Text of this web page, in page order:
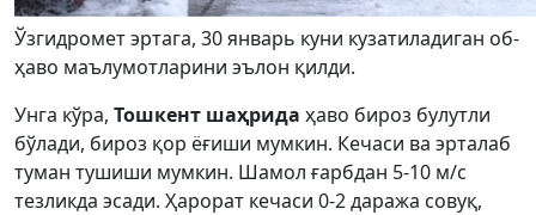
Ўзгидромет эртага, 30 январь куни кузатиладиган об-
ҳаво маълумотларини эълон қилди.
Унга кўра, Тошкент шаҳрида ҳаво бироз булутли
бўлади, бироз қор ёғиши мумкин. Кечаси ва эрталаб
туман тушиши мумкин. Шамол ғарбдан 5-10 м/с
тезликда эсади. Ҳарорат кечаси 0-2 даража совуқ,